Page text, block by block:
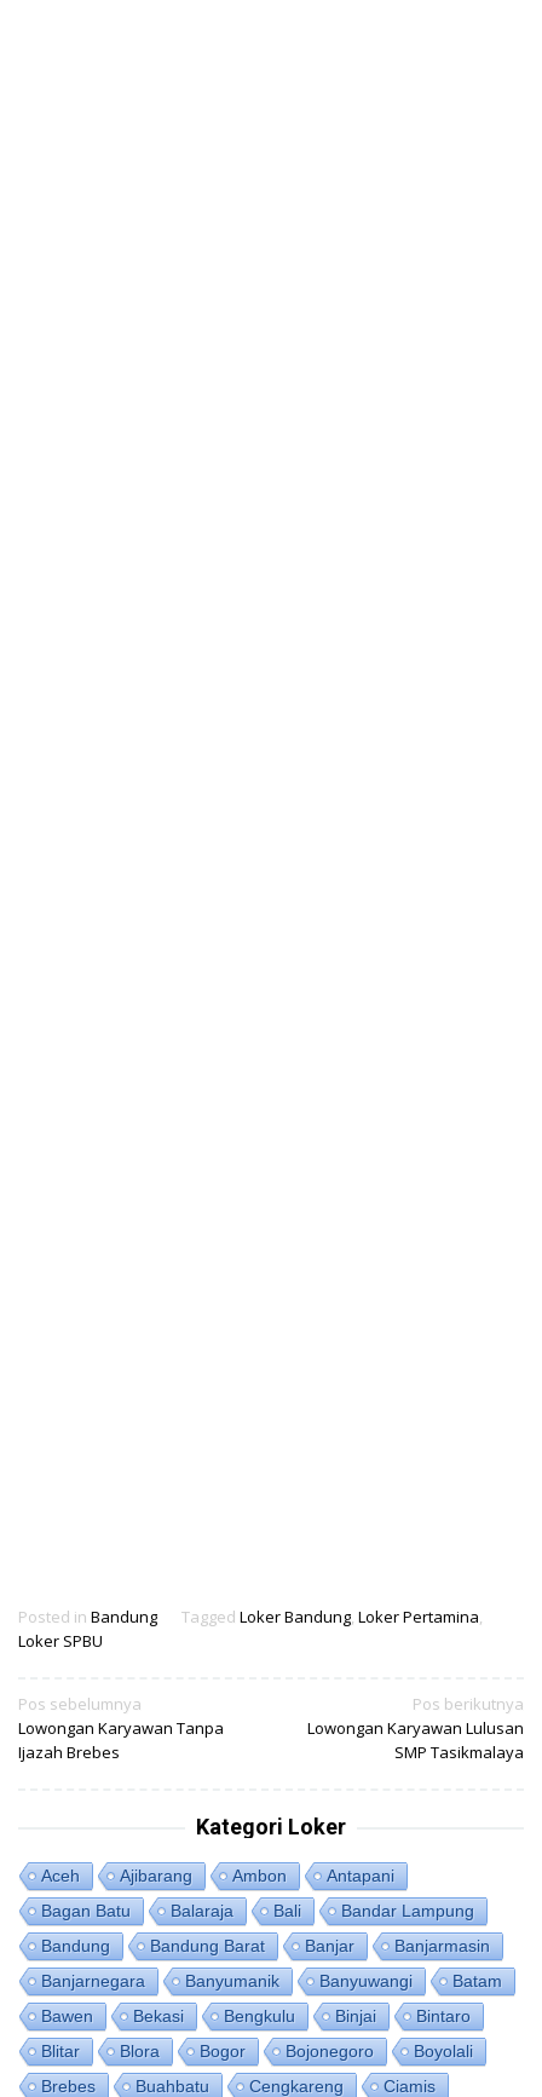
Posted in Bandung Tagged Loker Bandung, Loker Pertamina,
Loker SPBU
Navigasi
pos
Pos sebelumnya
Lowongan Karyawan Tanpa
Ijazah Brebes
Pos berikutnya
Lowongan Karyawan Lulusan
SMP Tasikmalaya
Kategori Loker
Aceh Ajibarang Ambon
Antapani
Bagan Batu
Balaraja Bali
Bandar Lampung
Bandung
Bandung Barat Banjar
Banjarmasin
Banjarnegara
Banyumanik Banyuwangi
Batam
Bawen
Bekasi Bengkulu Binjai
Bintaro
Blitar
Blora Bogor Bojonegoro
Boyolali
Brebes
Buahbatu Cengkareng
Ciamis